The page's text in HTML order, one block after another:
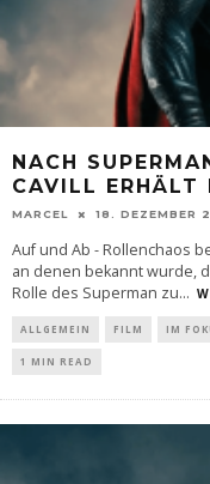
NACH
CAVILL ERHÄLT
MARCEL 18. DEZEMBER
Auf und Ab - Rollenchaos
an denen bekannt wurde,
Rolle des Superman zu...
ALLGEMEIN FILM IM
1 MIN READ